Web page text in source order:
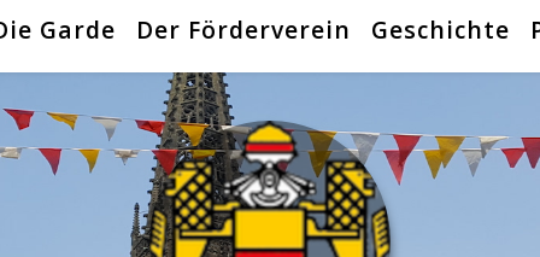
Garde Der Förderverein Geschichte